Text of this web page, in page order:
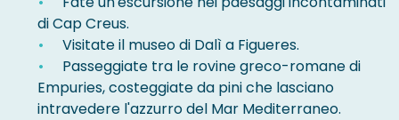
di Cap Creus.
Visitate il museo di Dalì a Figueres.
Passeggiate tra le rovine greco-romane di
Empuries, costeggiate da pini che lasciano
intravedere l'azzurro del Mar Mediterraneo.